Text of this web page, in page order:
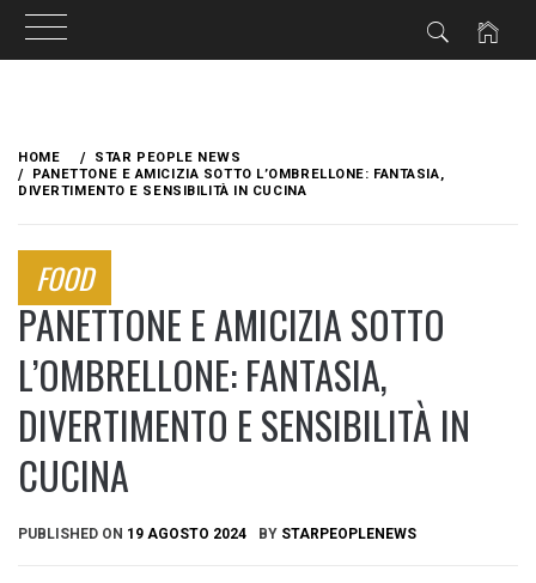
content
HOME
STAR PEOPLE NEWS
PANETTONE E AMICIZIA SOTTO L’OMBRELLONE: FANTASIA,
DIVERTIMENTO E SENSIBILITÀ IN CUCINA
FOOD
PANETTONE E AMICIZIA SOTTO
L’OMBRELLONE: FANTASIA,
DIVERTIMENTO E SENSIBILITÀ IN
CUCINA
PUBLISHED ON 19 AGOSTO 2024 BY STARPEOPLENEWS